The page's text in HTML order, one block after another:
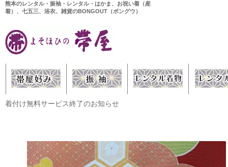
熊本のレンタル・振袖・レンタル・はかま、お祝い着（産
着）、七五三、浴衣、雑貨のBONGOUT（ボングウ）
着付け無料サービス終了のお知らせ